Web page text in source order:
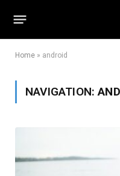
Home » android
NAVIGATION: